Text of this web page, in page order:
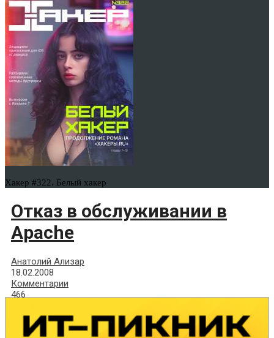
Хакер #322. Белый хакер
Отказ в обслуживании в
Apache
Анатолий Ализар
18.02.2008
Комментарии
466